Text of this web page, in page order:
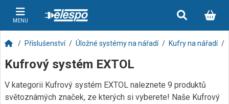
MENU
Příslušenství Úložné systémy na nářadí Kufry na nářadí
Kufrový systém EXTOL
V kategorii Kufrový systém EXTOL naleznete 9 produktů
světoznámých značek, ze kterých si vyberete! Naše Kufrový